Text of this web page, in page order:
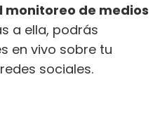
monitoreo de medios
a ella, podrás
en vivo sobre tu
sociales.